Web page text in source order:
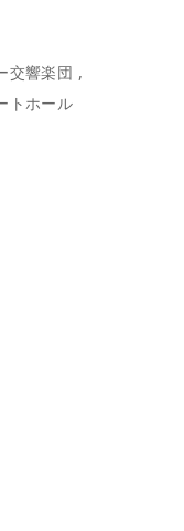
交響楽団
トホール